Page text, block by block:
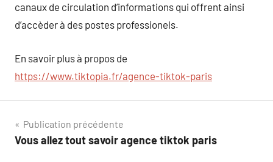
canaux de circulation d’informations qui offrent ainsi
d’accèder à des postes professionels.
En savoir plus à propos de
https://www.tiktopia.fr/agence-tiktok-paris
Navigation
de
Publication précédente
Vous allez tout savoir agence tiktok paris